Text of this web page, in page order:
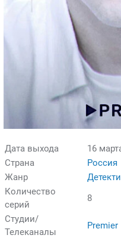
Дата выхода
16
Страна
Россия
Жанр
Количество
серий
8
Студии/
Телеканалы
Premier